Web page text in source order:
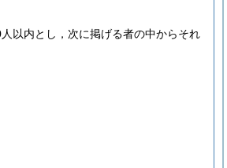
以内とし，次に掲げる者の中からそれ